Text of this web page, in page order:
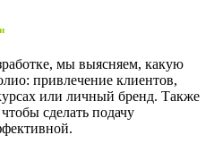
мы выясняем, какую
привлечение клиентов,
или личный бренд. Также
сделать подачу